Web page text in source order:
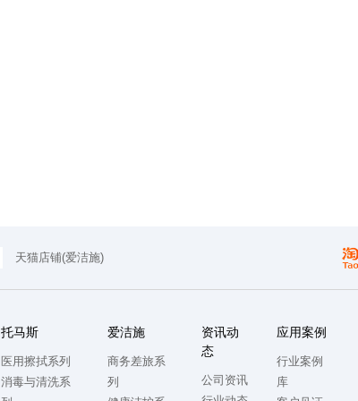
天猫店铺(爱洁施)
托马斯
医用擦拭系列
消毒与清洗系
爱洁施
商务差旅系
列
资讯动
态
公司资讯
应用案例
行业案例
库